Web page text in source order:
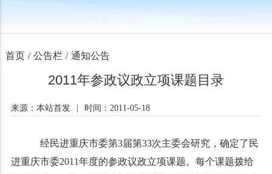
首页 / 公告栏 / 通知公告
2011年参政议政立项课题目录
来源：本站首发 时间：2011-05-18
经民进重庆市委第3届第33次主委会研究，确定了民
进重庆市委2011年度的参政议政立项课题。每个课题拨给